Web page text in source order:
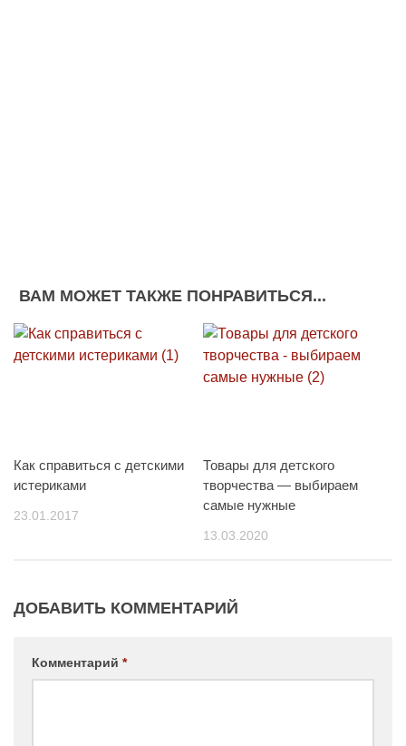
ВАМ МОЖЕТ ТАКЖЕ ПОНРАВИТЬСЯ...
Как справиться с детскими
истериками
23.01.2017
Товары для детского
творчества — выбираем
самые нужные
13.03.2020
ДОБАВИТЬ КОММЕНТАРИЙ
Комментарий *